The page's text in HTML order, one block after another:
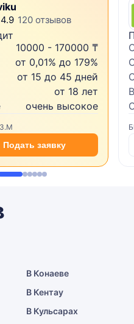
4.9 120 отзывов
10000 - 170000 ₸
от 0,01% до 179%
от 15 до 45 дней
от 18 лет
очень высокое
Подать заявку
В Конаеве
В Кентау
В Кульсарах